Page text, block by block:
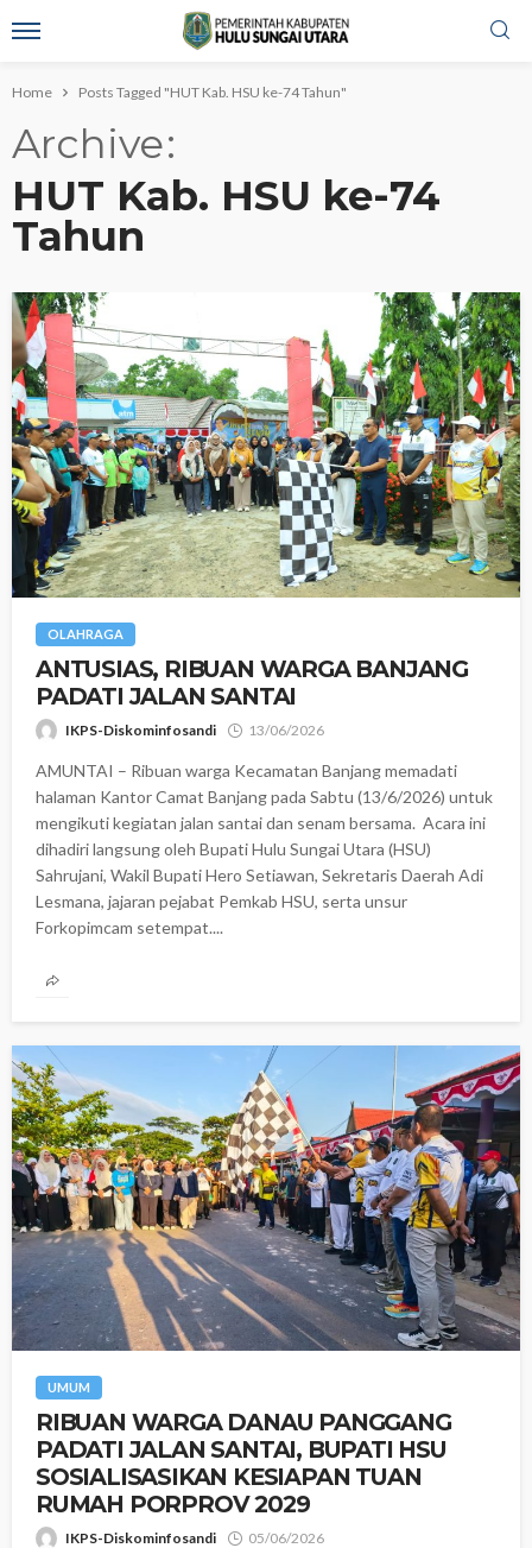
Home Posts Tagged "HUT Kab. HSU ke-74 Tahun"
Archive
HUT Kab. HSU ke-74
Tahun
OLAHRAGA
‎ANTUSIAS, RIBUAN WARGA BANJANG
PADATI JALAN SANTAI
IKPS-Diskominfosandi 13/06/2026
AMUNTAI – Ribuan warga Kecamatan Banjang memadati
halaman Kantor Camat Banjang pada Sabtu (13/6/2026) untuk
mengikuti kegiatan jalan santai dan senam bersama. ‎ ‎Acara ini
dihadiri langsung oleh Bupati Hulu Sungai Utara (HSU)
Sahrujani, Wakil Bupati Hero Setiawan, Sekretaris Daerah Adi
Lesmana, jajaran pejabat Pemkab HSU, serta unsur
Forkopimcam setempat....
UMUM
‎​RIBUAN WARGA DANAU PANGGANG
PADATI JALAN SANTAI, BUPATI HSU
SOSIALISASIKAN KESIAPAN TUAN
RUMAH PORPROV 2029
IKPS-Diskominfosandi 05/06/2026